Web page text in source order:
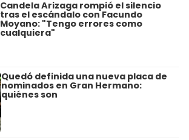
Candela Arizaga rompió el silencio
tras el escándalo con Facundo
Moyano: "Tengo errores como
cualquiera"
Quedó definida una nueva placa de
nominados en Gran Hermano:
quiénes son